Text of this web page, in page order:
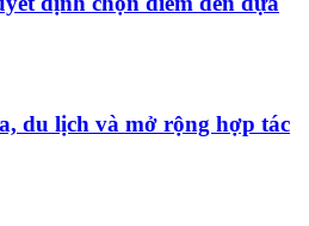
du lịch và mở rộng hợp tác